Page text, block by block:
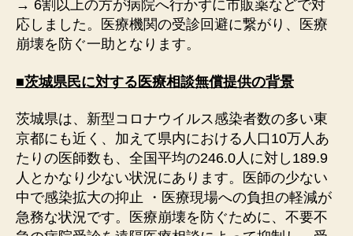
→ 6割以上の方が病院へ行かずに市販薬などで対
応しました。医療機関の受診回避に繋がり、医療
崩壊を防ぐ一助となります。
■茨城県⺠に対する医療相談無償提供の背景
茨城県は、新型コロナウイルス感染者数の多い東
京都にも近く、加えて県内における人口10万人あ
たりの医師数も、全国平均の246.0人に対し189.9
人とかなり少ない状況にあります。医師の少ない
中で感染拡大の抑止 ・医療現場への負担の軽減が
急務な状況です。医療崩壊を防ぐために、不要不